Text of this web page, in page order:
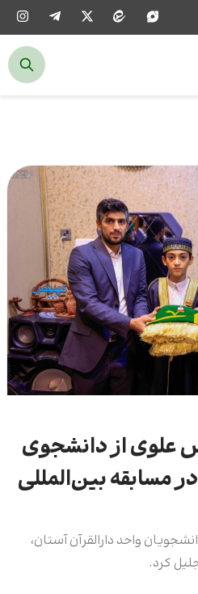
علوی از دانشجوی
مسابقه بین‌المللی
واحد دارالقرآن‌ آستان،
کرد.